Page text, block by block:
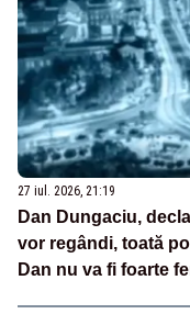
27 iul. 2026, 21:19
Dan Dungaciu,
vor regândi, toată
Dan nu va fi foarte